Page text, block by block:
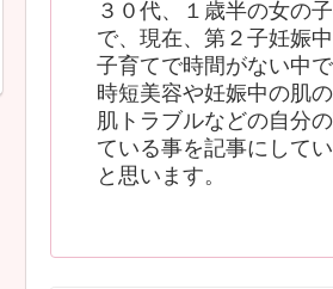
３０代、１歳半の女の
で、現在、第２子妊娠中
子育てで時間がない中
時短美容や妊娠中の肌
肌トラブルなどの自分
ている事を記事にして
と思います。